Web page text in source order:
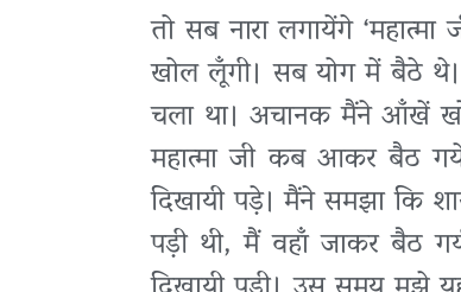
तो सब नारा लगायेंगे
खोल लूँगी। सब योग में बैठे
चला था। अचानक मैंने आँखें
महात्मा जी कब आकर बैठ गये!
दिखायी पड़े। मैंने समझा कि
पड़ी थी, मैं वहाँ जाकर बैठ